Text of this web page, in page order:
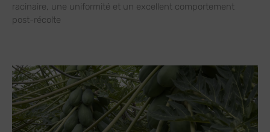
racinaire, une uniformité et un excellent comportement
post-récolte